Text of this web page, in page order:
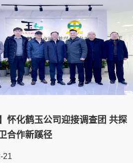
】通化9001cc金沙助力寻回沉要
，，，，警企联动彰显责任
24
怀化鹤玉公司迎接调查团 共探
合作新蹊径
21